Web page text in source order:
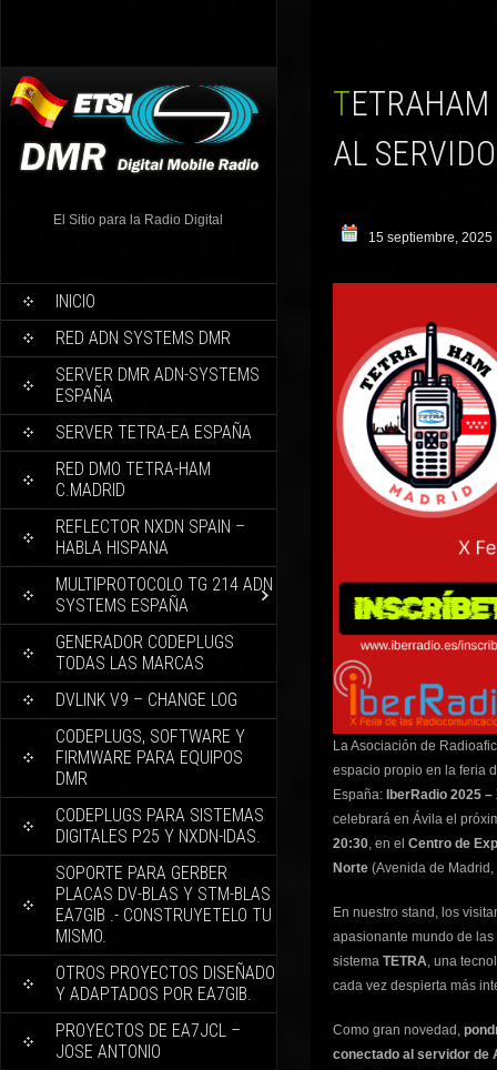
El Sitio para la Radio Digital
INICIO
RED ADN SYSTEMS DMR
SERVER DMR ADN-SYSTEMS
ESPAÑA
SERVER TETRA-EA ESPAÑA
RED DMO TETRA-HAM
C.MADRID
REFLECTOR NXDN SPAIN –
HABLA HISPANA
MULTIPROTOCOLO TG 214 ADN
SYSTEMS ESPAÑA
GENERADOR CODEPLUGS
TODAS LAS MARCAS
DVLINK V9 – CHANGE LOG
CODEPLUGS, SOFTWARE Y
FIRMWARE PARA EQUIPOS
DMR
CODEPLUGS PARA SISTEMAS
DIGITALES P25 Y NXDN-IDAS.
SOPORTE PARA GERBER
PLACAS DV-BLAS Y STM-BLAS
EA7GIB .- CONSTRUYETELO TU
MISMO.
OTROS PROYECTOS DISEÑADO
Y ADAPTADOS POR EA7GIB.
PROYECTOS DE EA7JCL –
JOSE ANTONIO
TETRAHAM MADRID EN IBERRADIO 2025 CONECTADO
AL
15 septiembre, 2025
La Asociación de
espacio propio en la feria
España: IberRadio 2025
celebrará en Ávila el
20:30, en el Centro de
Norte (Avenida de Madrid,
En nuestro stand, los
apasionante mundo de
sistema TETRA, una
cada vez despierta más
Como gran novedad,
conectado al servidor de